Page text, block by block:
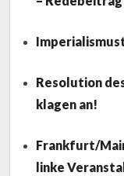
Resolution
klagen an!
Frankfurt/
linke